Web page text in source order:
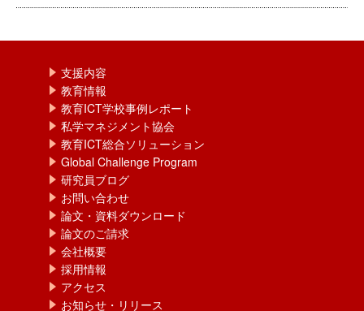
支援内容
教育情報
教育ICT学校事例レポート
私学マネジメント協会
教育ICT総合ソリューション
Global Challenge Program
研究員ブログ
お問い合わせ
論文・資料ダウンロード
論文のご請求
会社概要
採用情報
アクセス
お知らせ・リリース